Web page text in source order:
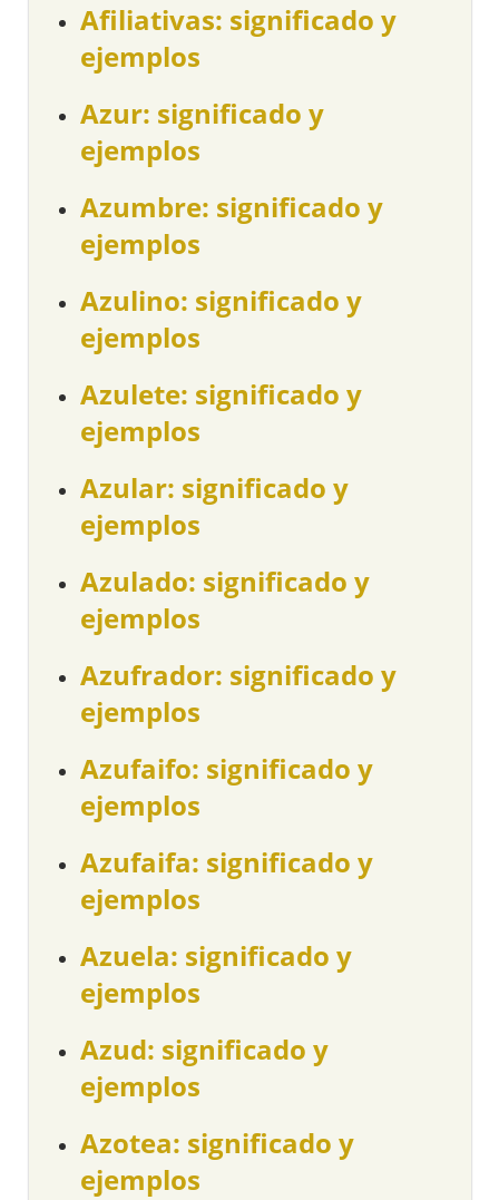
Afiliativas: significado y
ejemplos
Azur: significado y
ejemplos
Azumbre: significado y
ejemplos
Azulino: significado y
ejemplos
Azulete: significado y
ejemplos
Azular: significado y
ejemplos
Azulado: significado y
ejemplos
Azufrador: significado y
ejemplos
Azufaifo: significado y
ejemplos
Azufaifa: significado y
ejemplos
Azuela: significado y
ejemplos
Azud: significado y
ejemplos
Azotea: significado y
ejemplos